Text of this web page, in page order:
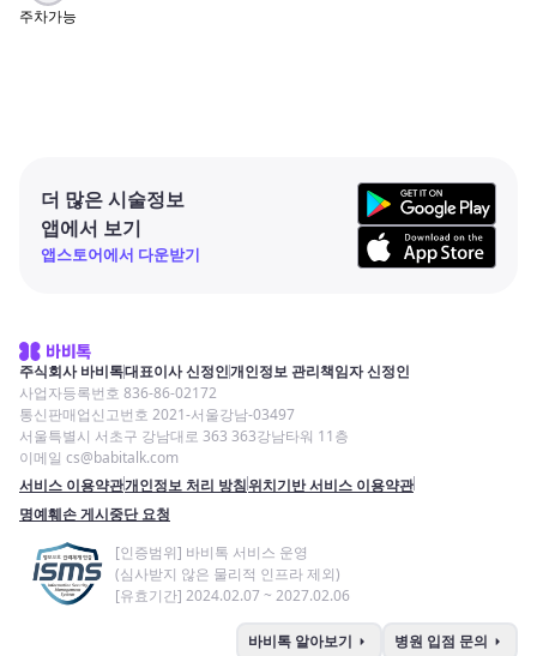
주차가능
더 많은 시술정보
앱에서 보기
앱스토어에서 다운받기
주식회사 바비톡대표이사 신정인개인정보 관리책임자 신정인
사업자등록번호 836-86-02172
통신판매업신고번호 2021-서울강남-03497
서울특별시 서초구 강남대로 363 363강남타워 11층
이메일 cs@babitalk.com
서비스 이용약관개인정보 처리 방침위치기반 서비스 이용약관
명예훼손 게시중단 요청
[인증범위] 바비톡 서비스 운영
(심사받지 않은 물리적 인프라 제외)
[유효기간] 2024.02.07 ~ 2027.02.06
바비톡 알아보기 arrow_right 병원 입점 문의 arrow_right